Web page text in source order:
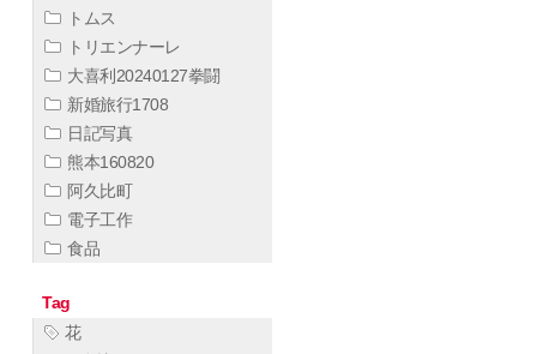
トムス
トリエンナーレ
大喜利20240127拳闘
新婚旅行1708
日記写真
熊本160820
阿久比町
電子工作
食品
Tag
花